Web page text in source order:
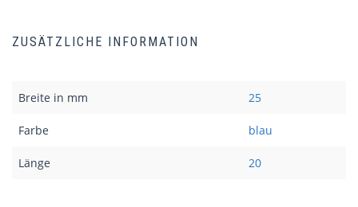
ZUSÄTZLICHE INFORMATION
Breite in mm 25
Farbe blau
Länge 20